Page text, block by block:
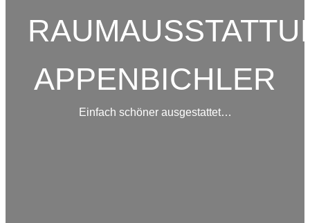
APPENBICHLER
Einfach schöner ausgestattet…